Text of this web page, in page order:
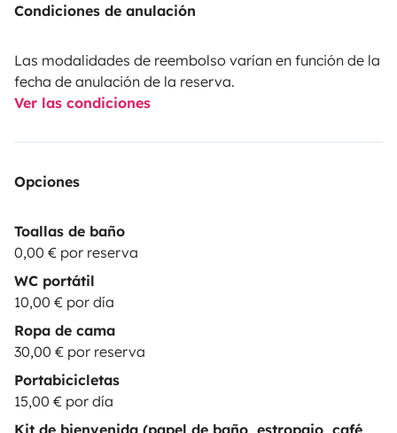
Condiciones de anulación
Las modalidades de reembolso varían en función de la
fecha de anulación de la reserva.
Ver las condiciones
Opciones
Toallas de baño
0,00 € por reserva
WC portátil
10,00 € por día
Ropa de cama
30,00 € por reserva
Portabicicletas
15,00 € por día
Kit de bienvenida (papel de baño, estropajo, café,